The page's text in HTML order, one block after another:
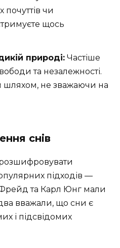
чи
щось
природі: Частіше
та незалежності.
шляхом, не зважаючи на
снів
розшифровувати
підходів —
та Карл Юнг мали
вважали, що сни є
і підсвідомих